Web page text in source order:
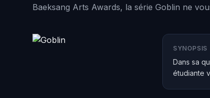
Baeksang Arts Awards, la série Goblin ne
SYNOPSIS
Dans sa
étudiante